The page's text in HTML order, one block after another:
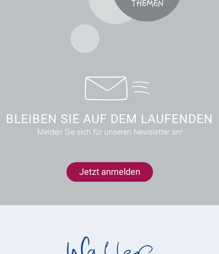
BLEIBEN SIE AUF DEM LAUFENDEN
Melden Sie sich für unseren Newsletter an!
Jetzt anmelden